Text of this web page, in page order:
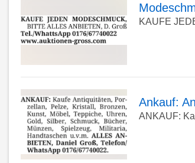
zur
Detailseite
KAUFE
zur
Ankauf:
ANKAUF: